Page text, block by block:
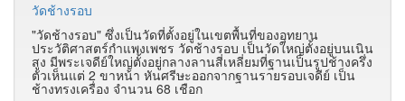
วัดช้างรอบ
"วัดช้างรอบ" ซึ่งเป็นวัดที่ตั้งอยู่ในเขตพื้นที่ของอุทยาน
ประวัติศาสตร์กำแพงเพชร วัดช้างรอบ เป็นวัดใหญ่ตั้งอยู่บนเนิน
สูง มีพระเจดีย์ใหญ่ตั้งอยู่กลางลานสี่เหลี่ยมที่ฐานเป็นรูปช้างครึ่ง
ตัวเห็นแต่ 2 ขาหน้า หันศรีษะออกจากฐานรายรอบเจดีย์ เป็น
ช้างทรงเครื่อง จำนวน 68 เชือก